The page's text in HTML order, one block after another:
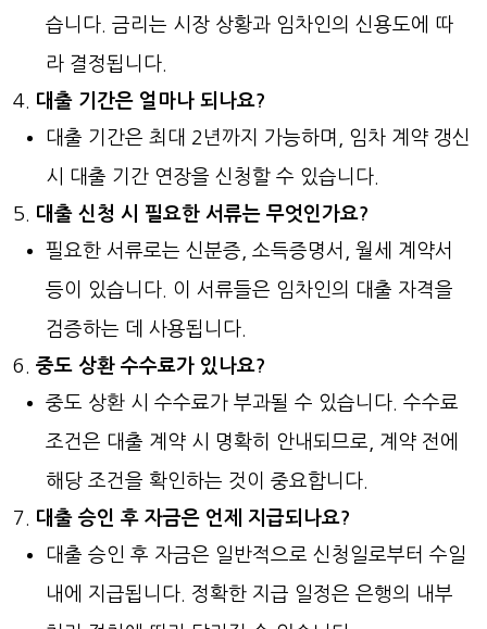
습니다. 금리는 시장 상황과 임차인의 신용도에 따
라 결정됩니다.
대출 기간은 얼마나 되나요?
대출 기간은 최대 2년까지 가능하며, 임차 계약 갱신
시 대출 기간 연장을 신청할 수 있습니다.
대출 신청 시 필요한 서류는 무엇인가요?
필요한 서류로는 신분증, 소득증명서, 월세 계약서
등이 있습니다. 이 서류들은 임차인의 대출 자격을
검증하는 데 사용됩니다.
중도 상환 수수료가 있나요?
중도 상환 시 수수료가 부과될 수 있습니다. 수수료
조건은 대출 계약 시 명확히 안내되므로, 계약 전에
해당 조건을 확인하는 것이 중요합니다.
대출 승인 후 자금은 언제 지급되나요?
대출 승인 후 자금은 일반적으로 신청일로부터 수일
내에 지급됩니다. 정확한 지급 일정은 은행의 내부